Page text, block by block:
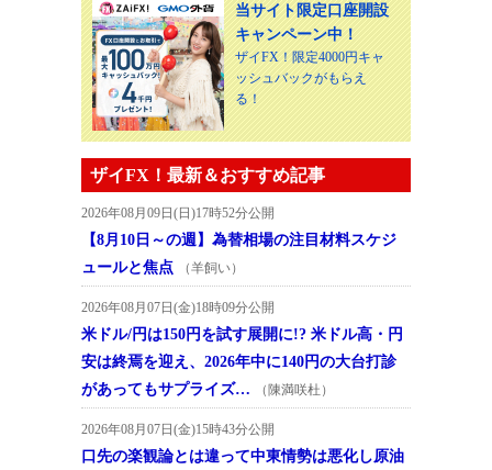
当サイト限定口座開設
キャンペーン中！
ザイFX！限定4000円キャ
ッシュバックがもらえ
る！
ザイFX！最新＆おすすめ記事
2026年08月09日(日)17時52分公開
【8月10日～の週】為替相場の注目材料スケジ
ュールと焦点
（羊飼い）
2026年08月07日(金)18時09分公開
米ドル/円は150円を試す展開に!? 米ドル高・円
安は終焉を迎え、2026年中に140円の大台打診
があってもサプライズ…
（陳満咲杜）
2026年08月07日(金)15時43分公開
口先の楽観論とは違って中東情勢は悪化し原油